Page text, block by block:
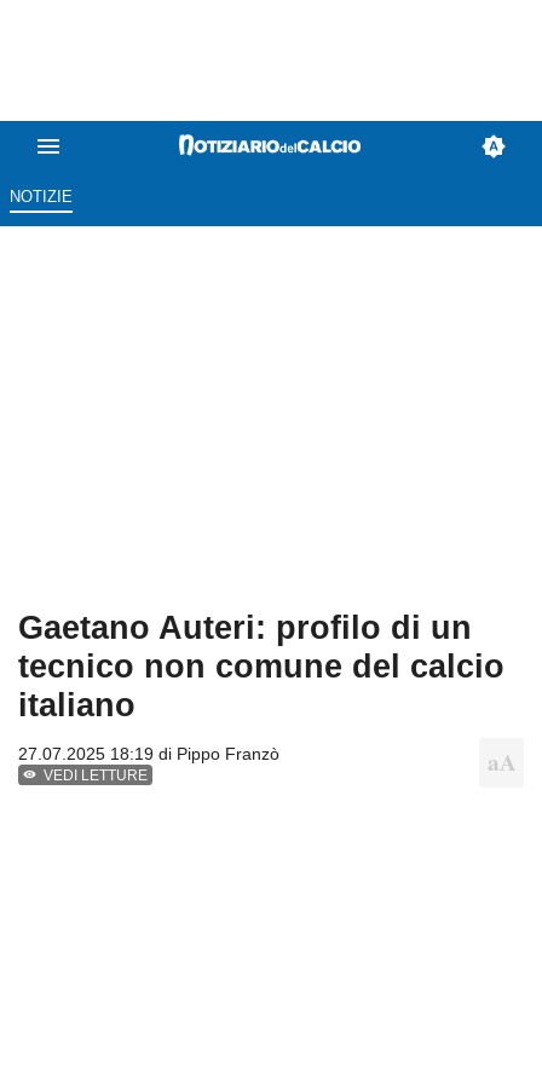
NOTIZIE
Gaetano Auteri: profilo di un
tecnico non comune del calcio
italiano
27.07.2025 18:19 di Pippo Franzò
VEDI LETTURE